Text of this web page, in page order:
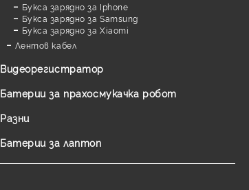
Букса зарядно за Iphone
Букса зарядно за Samsung
Букса зарядно за Xiaomi
Лентов кабел
Видеорегистратор
Батерии за прахосмукачка робот
Разни
Батерии за лаптоп